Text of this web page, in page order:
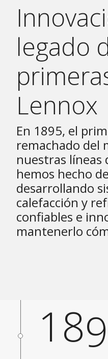
legado
Lennox
En 1895, el
remachado del
nuestras líneas
hemos hecho
desarrollando
calefacción y
confiables e
mantenerlo
18